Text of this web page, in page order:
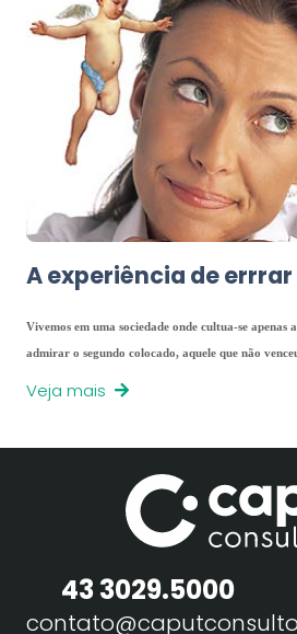
A experiência de errrar
Vivemos em uma sociedade onde cultua-se
admirar o segundo colocado, aquele que não
Veja mais
43 3029.5000